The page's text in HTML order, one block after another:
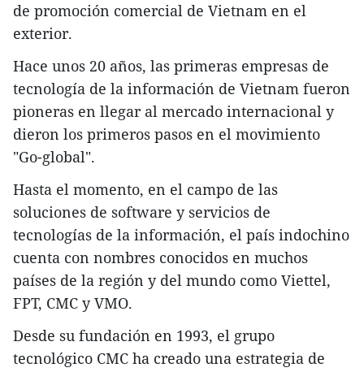
de promoción comercial de Vietnam en el
exterior.
Hace unos 20 años, las primeras empresas de
tecnología de la información de Vietnam fueron
pioneras en llegar al mercado internacional y
dieron los primeros pasos en el movimiento
"Go-global".
Hasta el momento, en el campo de las
soluciones de software y servicios de
tecnologías de la información, el país indochino
cuenta con nombres conocidos en muchos
países de la región y del mundo como Viettel,
FPT, CMC y VMO.
Desde su fundación en 1993, el grupo
tecnológico CMC ha creado una estrategia de